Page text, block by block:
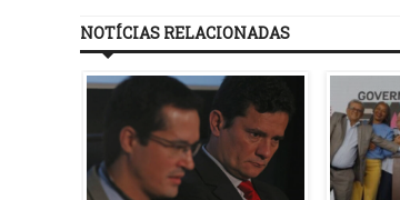
NOTÍCIAS RELACIONADAS